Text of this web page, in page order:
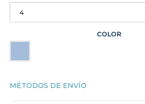
COLOR
MÉTODOS DE ENVÍO